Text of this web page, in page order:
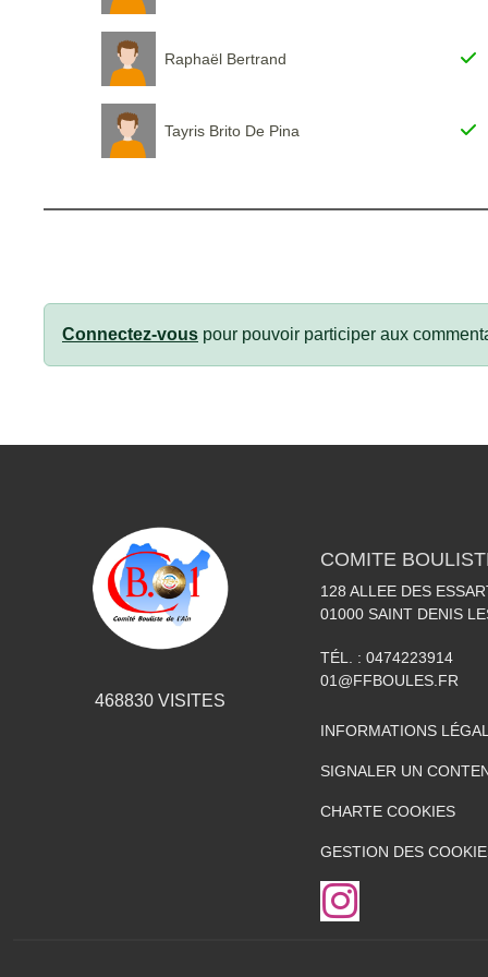
Raphaël Bertrand
Tayris Brito De Pina
Connectez-vous pour pouvoir participer aux
468830 VISITES
COMITE
128 ALLEE DES
01000 SAINT DENIS
TÉL. : 0474223914
01@FFBOULES.FR
INFORMATIONS
SIGNALER UN
CHARTE COOKIES
GESTION DES